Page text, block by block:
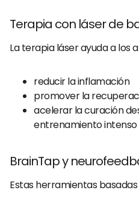
Terapia con láser de
La terapia láser ayuda a los
reducir la inflamación
promover la
acelerar la curación
entrenamiento intenso
BrainTap y
Estas herramientas